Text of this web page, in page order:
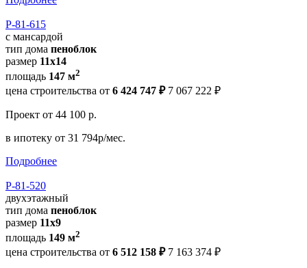
Р-81-615
с мансардой
тип дома пеноблок
размер 11x14
площадь 147 м2
цена строительства от 6 424 747 ₽ 7 067 222 ₽
Проект от 44 100 р.
в ипотеку от 31 794р/мес.
Подробнее
Р-81-520
двухэтажный
тип дома пеноблок
размер 11х9
площадь 149 м2
цена строительства от 6 512 158 ₽ 7 163 374 ₽